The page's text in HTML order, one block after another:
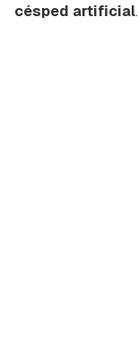
césped artificial.